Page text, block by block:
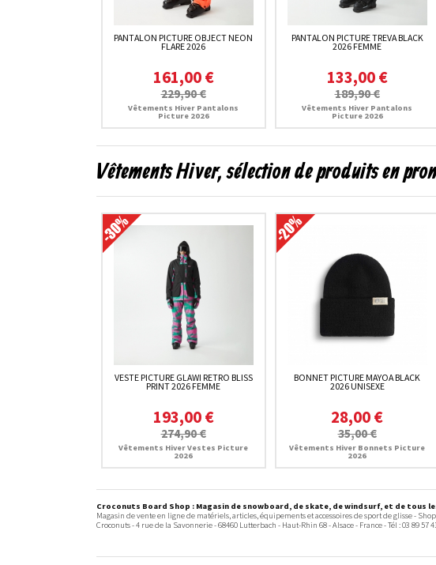
PANTALON PICTURE OBJECT NEON
FLARE 2026
161,00 €
229,90 €
Vêtements Hiver Pantalons
Picture 2026
PANTALON PICTURE TREVA BLACK
2026 FEMME
133,00 €
189,90 €
Vêtements Hiver Pantalons
Picture 2026
Vêtements Hiver, sélection de produits en
VESTE PICTURE GLAWI RETRO BLISS
PRINT 2026 FEMME
193,00 €
274,90 €
Vêtements Hiver Vestes Picture
2026
BONNET PICTURE MAYOA BLACK
2026 UNISEXE
28,00 €
35,00 €
Vêtements Hiver Bonnets Picture
2026
Croconuts Board Shop : Magasin de snowboard, de skate, de windsurf, et de tous
Magasin de vente en ligne de matériels, articles, équipements et accessoires de sport de glisse -
Croconuts -4 rue de la Savonnerie-68460 Lutterbach - Haut-Rhin 68 -Alsace- France- Tél :03 89 57